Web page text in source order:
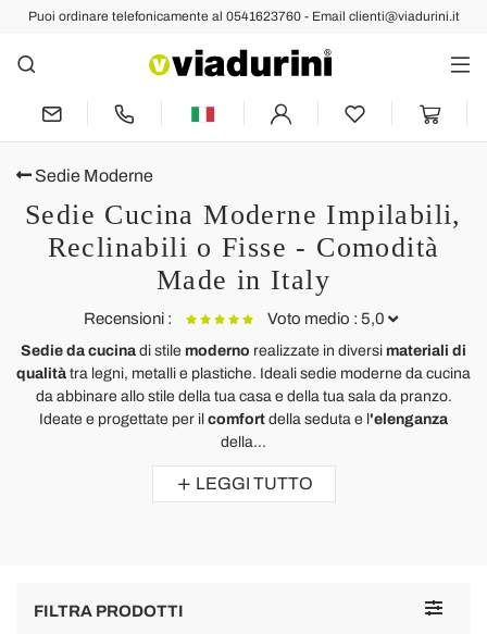
Puoi ordinare telefonicamente al 0541623760 - Email clienti@viadurini.it
Sedie Moderne
Sedie Cucina Moderne Impilabili,
Reclinabili o Fisse - Comodità
Made in Italy
Recensioni : Voto medio : 5,0
Sedia per sala da pranzo moderna in tessuto fatta in Italia,
Porzia
Ottimo servizio e sedia di qualità
Sedie da cucina di stile moderno realizzate in diversi materiali di
qualità tra legni, metalli e plastiche. Ideali sedie moderne da cucina
da abbinare allo stile della tua casa e della tua sala da pranzo.
Ideate e progettate per il comfort della seduta e l'elenganza
della...
LEGGI TUTTO
Toggle
FILTRA PRODOTTI